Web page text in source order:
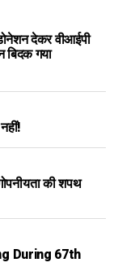
देकर वीआईपी
बिदक गया
की शपथ
During 67th